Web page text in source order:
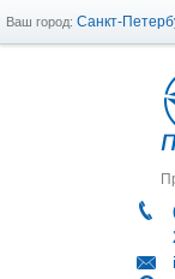
Ваш город: Санкт-